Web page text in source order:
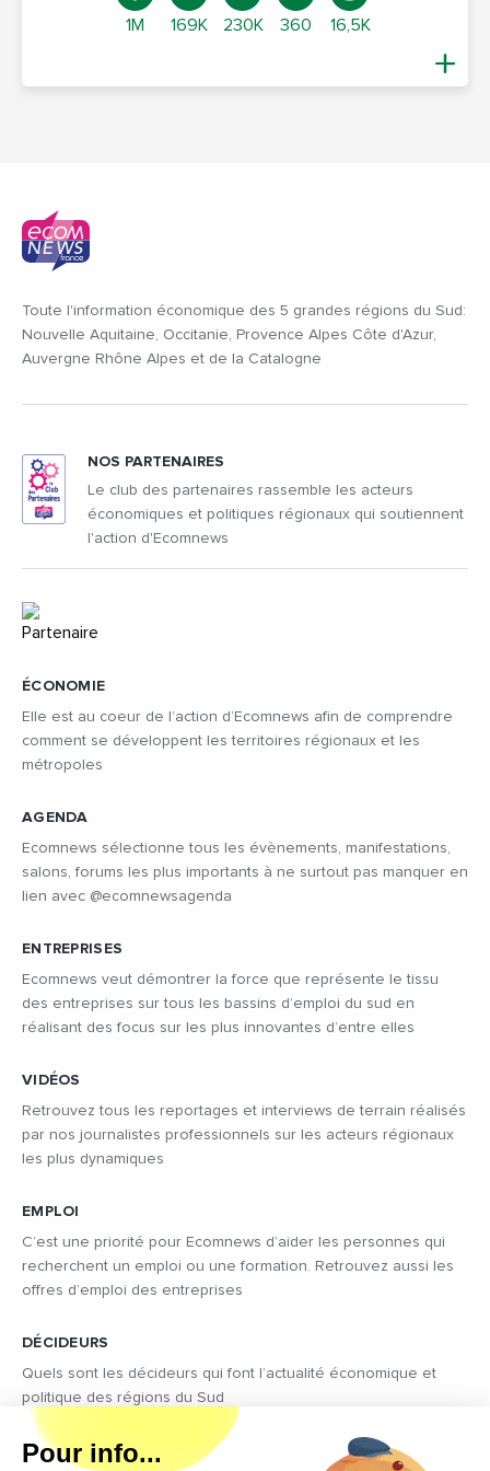
1M 169K 230K 360 16,5K
Toute l'information économique des 5 grandes régions du Sud:
Nouvelle Aquitaine, Occitanie, Provence Alpes Côte d'Azur,
Auvergne Rhône Alpes et de la Catalogne
ÉCONOMIE
Elle est au coeur de l’action d’Ecomnews afin de comprendre
comment se développent les territoires régionaux et les
métropoles
AGENDA
Ecomnews sélectionne tous les évènements, manifestations,
salons, forums les plus importants à ne surtout pas manquer en
lien avec @ecomnewsagenda
ENTREPRISES
Ecomnews veut démontrer la force que représente le tissu
des entreprises sur tous les bassins d’emploi du sud en
réalisant des focus sur les plus innovantes d’entre elles
VIDÉOS
Retrouvez tous les reportages et interviews de terrain réalisés
par nos journalistes professionnels sur les acteurs régionaux
les plus dynamiques
EMPLOI
C’est une priorité pour Ecomnews d’aider les personnes qui
recherchent un emploi ou une formation. Retrouvez aussi les
offres d’emploi des entreprises
DÉCIDEURS
Quels sont les décideurs qui font l’actualité économique et
politique des régions du Sud
NOS PARTENAIRES
Le club des partenaires rassemble les acteurs
économiques et politiques régionaux qui soutiennent
l'action d'Ecomnews